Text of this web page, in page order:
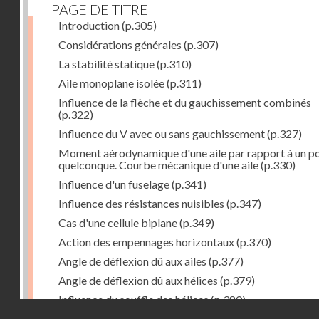
PAGE DE TITRE
Introduction(p.305)
Considérations générales (p.307)
La stabilité statique(p.310)
Aile monoplane isolée(p.311)
Influence de la flèche et du gauchissement combinés
(p.322)
Influence du V avec ou sans gauchissement(p.327)
Moment aérodynamique d'une aile par rapport à un
quelconque. Courbe mécanique d'une aile(p.330)
Influence d'un fuselage(p.341)
Influence des résistances nuisibles (p.347)
Cas d'une cellule biplane(p.349)
Action des empennages horizontaux(p.370)
Angle de déflexion dû aux ailes (p.377)
Angle de déflexion dû aux hélices (p.379)
Influence du souffle des hélices(p.380)